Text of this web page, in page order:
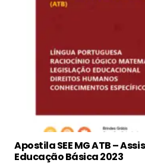
Apostila SEE MG ATB –
Educação Básica 2023